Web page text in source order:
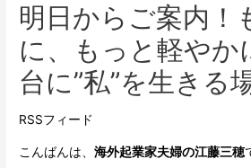
明日からご案内！
に、もっと軽やか
台に”私”を生きる
RSSフィード
こんばんは、海外起業家夫婦の江藤三穂